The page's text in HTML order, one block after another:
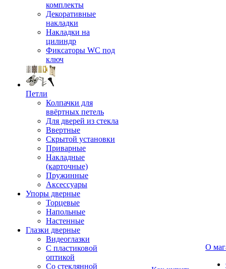
комплекты
Декоративные
накладки
Накладки на
цилиндр
Фиксаторы WC под
ключ
Петли
Колпачки для
ввёртных петель
Для дверей из стекла
Ввертные
Скрытой установки
Приварные
Накладные
(карточные)
Пружинные
Аксессуары
Упоры дверные
Торцевые
Напольные
Настенные
Глазки дверные
Видеоглазки
С пластиковой
оптикой
Со стеклянной
О